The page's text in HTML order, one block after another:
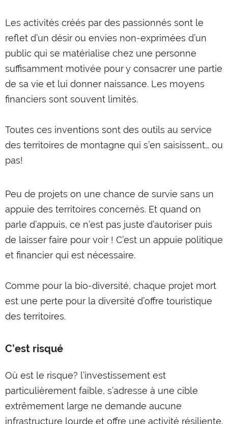
Les activités créés par des passionnés sont le
reflet d’un désir ou envies non-exprimées d’un
public qui se matérialise chez une personne
suffisamment motivée pour y consacrer une partie
de sa vie et lui donner naissance. Les moyens
financiers sont souvent limités.
Toutes ces inventions sont des outils au service
des territoires de montagne qui s’en saisissent… ou
pas!
Peu de projets on une chance de survie sans un
appuie des territoires concernés. Et quand on
parle d’appuis, ce n’est pas juste d’autoriser puis
de laisser faire pour voir ! C’est un appuie politique
et financier qui est nécessaire.
Comme pour la bio-diversité, chaque projet mort
est une perte pour la diversité d’offre touristique
des territoires.
C’est risqué
Où est le risque? l’investissement est
particulièrement faible, s’adresse à une cible
extrêmement large ne demande aucune
infrastructure lourde et offre une activité résiliente.